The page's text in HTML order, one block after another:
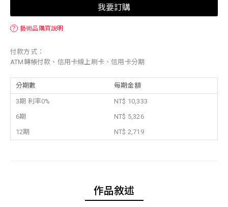
我要訂購
？ 藝術品購買說明
付款方式：
ATM轉帳付款、信用卡線上刷卡、信用卡分期
分期數 每期金額
3期 利率0%
NT$ 10,333
6期
NT$ 5,326
12期
NT$ 2,719
作品敘述